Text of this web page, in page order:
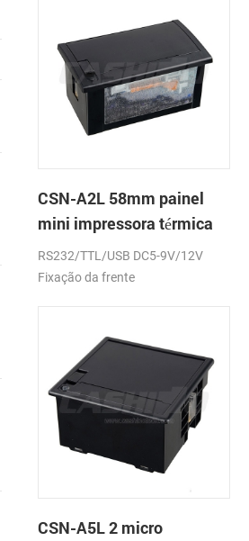
CSN-A2L 58mm painel
mini impressora térmica
de recibos
RS232/TTL/USB DC5-9V/12V
Fixação da frente
CSN-A5L 2 micro